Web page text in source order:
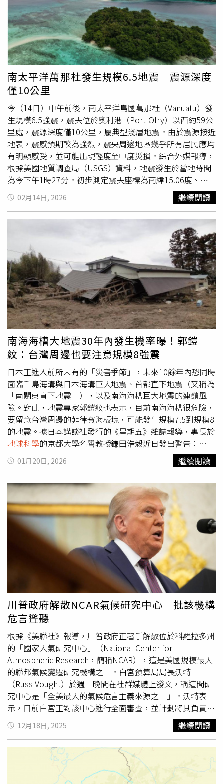
盡速遠離海邊及港口區域，以策安全。截至目前為止，菲律
賓官方尚未公布人員傷亡或重大財產損失情況。由於地震規
模大且震源較淺，相關單位仍持續監測後續餘震及海嘯變
化，各國防災機構也密切關注最新發展。
南太平洋萬那杜發生規模6.5地震 震源深度
僅10公里
今（14日）中午前後，南太平洋島國萬那杜（Vanuatu）發
生規模6.5強震，震央位於奧利港（Port-Olry）以西約59公
里處，震源深度僅10公里，屬典型淺層地震。由於震源接近
地表，震感預期較為強烈，震央周邊地區幾乎所有居民應均
有明顯感受，並可能出現輕度至中度災損。綜合外媒報導，
根據美國地質調查局（USGS）資料，地震發生於當地時間
為今下午1時27分。初步測定震央座標為南緯15.06度、東
經166.52度。目前尚未有進一步重大災情或傷亡報告公布，
相關單位仍在持續監測中。不過，不同地震監測機構對規模
的估計略有差異。歐洲與地中海地震中心（European-
Mediterranean Seismological Centre, EMSC）將規模定為
地球科學
研究中心（German Research Centre
for Geosciences, GFZ）則評估為6.2。地震學界指出，隨著
更多地震波資料納入分析，規模、震央與深度數據在事發後
數小時內出現微幅修正屬常態現象。從區域影響來看，距震
央59公里、人口約1,300人的奧利港，63公里外、人口約
1,000人的霍格港（Hog Harbour），以及86公里外、為桑
馬省（Sanma Province）主要城市之一的盧甘維爾
（Luganville，人口約13,400人），預計出現中度震動。至
於距震央146公里的諾索普（Norsup，人口約3,000人）以
及150公里的拉卡托羅（Lakatoro，人口約710人），則可
能感受到輕度震動。萬那杜位於環太平洋地震帶（Pacific
Ring of Fire），板塊活動頻繁，屬全球地震活動高度活躍區
域之一。淺層強震在該區並不罕見，但因震源深度較淺，往
往更容易造成地表破壞與建築損傷。由火山學家和攝影師團
隊運作的專業網站與旅遊營運商「VolcanoDiscovery」表
示，若後續數據更新或出現重大災情通報，將即時調整資訊
並持續追蹤。同時呼籲當地民眾透過線上系統或行動應用程
式回報震感與災情，以利彙整第一手觀測資料，提供全球關
注此一事件的讀者更完整的資訊。
02月14日, 2026 繼續閱讀
南海海槽大地震30年內發生機率曝！郭鎧
紋：台灣周邊也要注意規模8強震
日本正進入前所未有的「災害季節」，未來10餘年內恐同時
面臨千島海溝與日本海溝巨大地震、首都直下地震（又稱為
「南關東直下地震」），以及南海海槽巨大地震的連鎖風
險。對此，地震專家郭鎧紋也表示，目前南海海槽很危險，
要留意台灣周邊的菲律賓海板塊，可能發生規模7.5到規模8
的地震。據日本講談社發行的《星期五》雜誌報導，專長於
地球科學的京都大學名譽教授鎌田浩毅近日發出警告：
「2026年，特別需要對大規模地震保持高度警戒。日本已
經正式進入規模完全不同層級的『極端嚴重災害季節』。」
談到大型地震，許多人記憶猶新的應是去年12月8日震央位
於青森縣東方外海、芮氏規模達7.5的地震。真正令人憂心
的，是這類地震可能引發後續更大規模的災難。在北海道的
千島海溝，以及東北外海的日本海溝，歷史上曾多次發生最
大規模超過芮氏9的超大型地震。鎌田指出：「在『千島海
溝、日本海溝巨大地震』發生之前，周邊地區往往會先出現
芮氏規模7左右的地震。以1963年的擇捉島外海地震為例，
在主震之前就曾發生過規模7的地震。去年12月青森縣外海
的那場地震，也不能排除是前震的可能性。」回顧過去的千
島海溝與日本海溝地震，幾乎都伴隨著巨大海嘯，從北海道
一路到關東的太平洋沿岸廣泛地區遭到侵襲。根據海岸沉積
物調查等研究推估，岩手縣宮古市可能出現高達29.7公尺的
海嘯，北海道襟裳町與青森縣八戶市也可能迎來超過26公尺
海嘯。鎌田補充，今年同樣必須高度警惕的，還包括未來30
年內發生機率約7成的首都直下地震，「去年12月19日，日
本政府的中央防災會議公布了芮氏規模7的首都直下地震災
害推估。最嚴重情況下，死亡人數可能達約1.8萬人，災害
相關死亡人數接近4萬人，全毀或毀損的建築物約40萬棟，
經濟損失高達約83兆日圓，東京的城市機能幾乎陷入全面癱
瘓。」由於首都圈的1都3縣，集中了日本約1/3的人口，東
京都在2022年5月公布的情境模擬也顯示，地震發生3天
後，儲備物資即開始不足，1個月後，湧入避難所的人們會
陸續出現身心狀況惡化的情形。2011年東日本大震災時，
物資也曾長時間中斷，而在首都圈，同樣可能出現斷水斷電
和糧食短缺的絕望處境。不過目前最令人擔憂的，還是規模
達芮氏9的南海海槽巨大地震。鎌田指出，其震源範圍可能
01月20日, 2026 繼續閱讀
川普政府解散NCAR氣候研究中心 批該機構
危言聳聽
根據《美聯社》報導，川普政府正著手解散位於科羅拉多州
的「國家大氣研究中心」（National Center for
Atmospheric Research，簡稱NCAR），這是美國規模最大
的聯邦氣候變遷研究機構之一。白宮預算局局長沃特
（Russ Vought）於週二晚間在社群媒體上發文，稱這間研
究中心是「全美最大的氣候危言主義來源之一」。沃特表
示，目前白宮正對該中心進行全面審查，並計劃將其負責的
重要研究工作，例如氣象預測與天災應變研究，轉移至其他
單位或地點。NCAR原由全美130多所大學組成的非營利聯
盟，受美國國家科學基金會（National Science
Foundation）委託經營。一位白宮高級官員匿名透露，
NCAR部分研究方向被視為「覺醒意識濫用」資源，例如支
持設立「原住民與地球科學 中心」，以推動更具包容性與正
12月18日, 2025 繼續閱讀